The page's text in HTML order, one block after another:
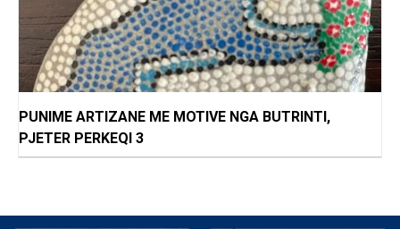
PUNIME ARTIZANE ME MOTIVE NGA BUTRINTI,
PJETER PERKEQI 3